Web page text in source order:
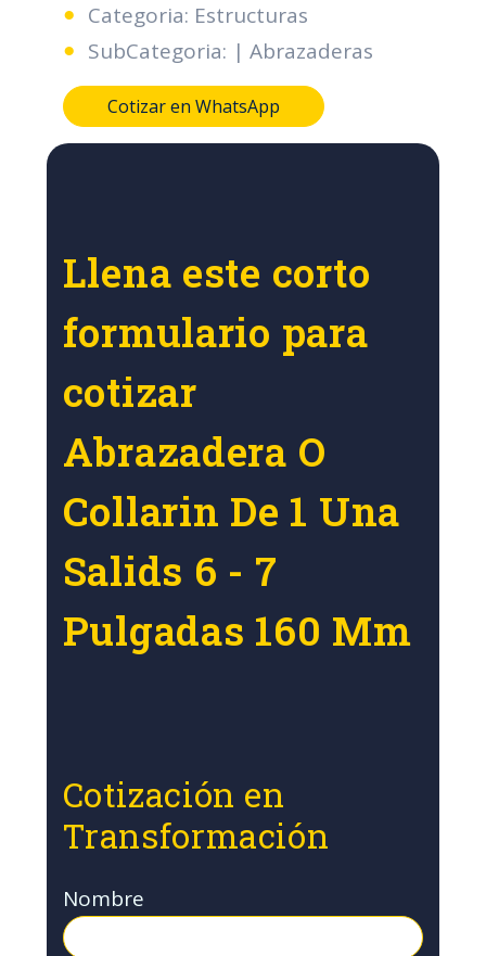
Categoria: Estructuras
SubCategoria: | Abrazaderas
Cotizar en WhatsApp
Llena este corto
formulario para
cotizar
Abrazadera O
Collarin De 1 Una
Salids 6 - 7
Pulgadas 160 Mm
Cotización en
Transformación
Nombre